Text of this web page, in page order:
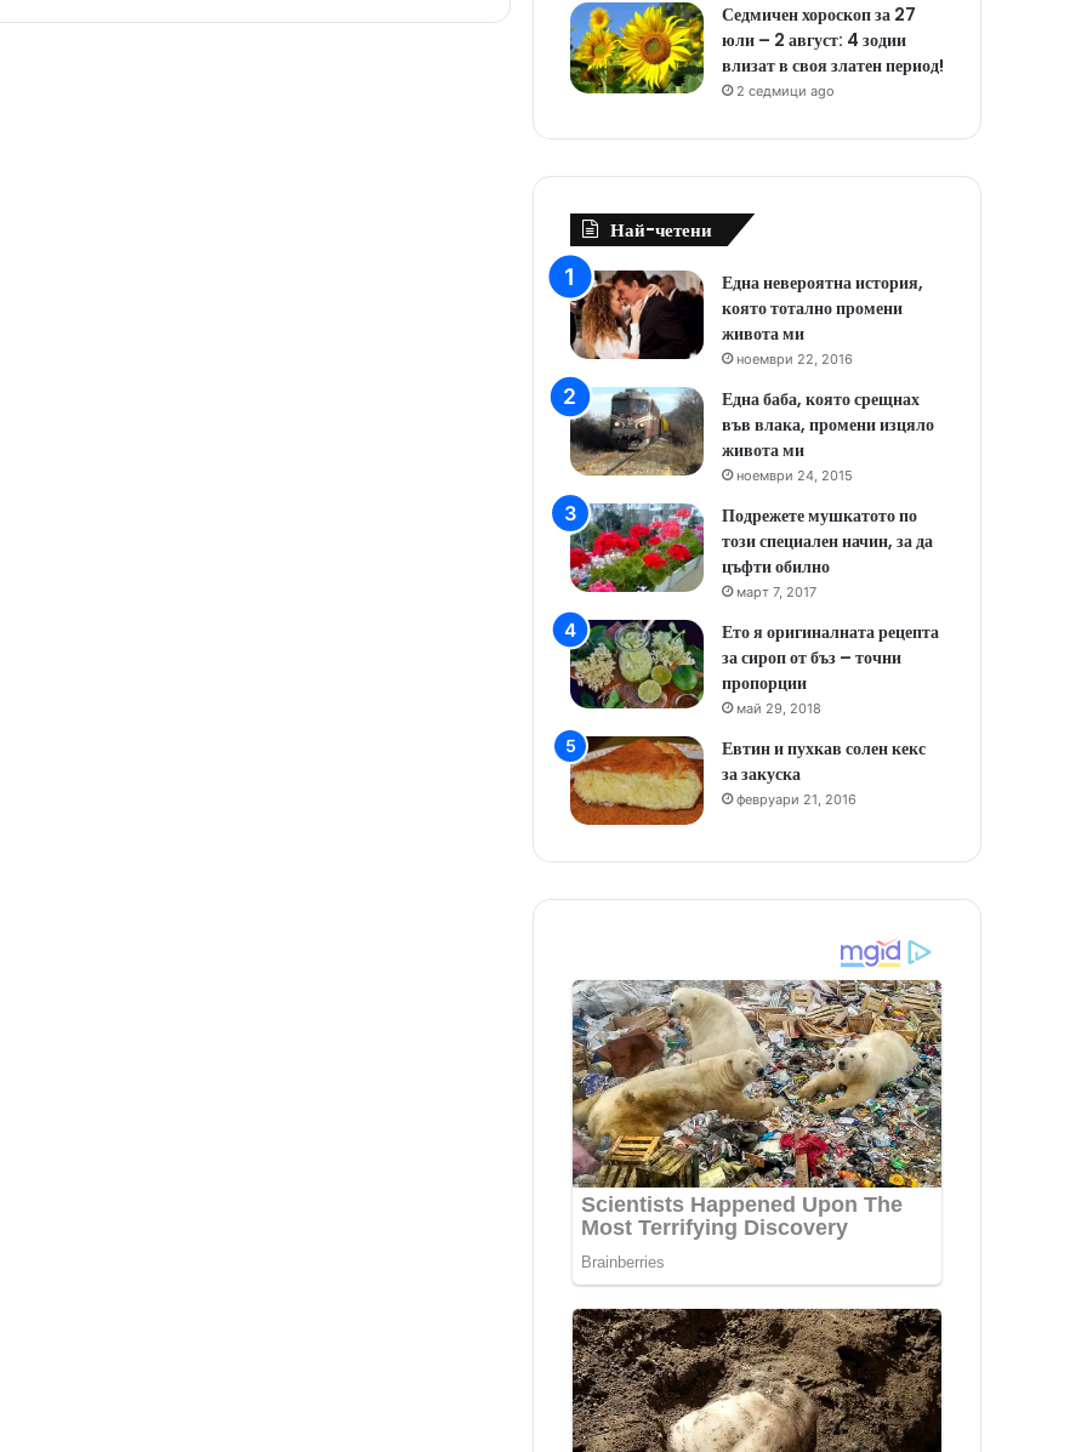
Седмичен хороскоп за 27
юли – 2 август: 4 зодии
влизат в своя златен период!
2 седмици ago
Най-четени
Една невероятна история,
която тотално промени
живота ми
ноември 22, 2016
Една баба, която срещнах
във влака, промени изцяло
живота ми
ноември 24, 2015
Подрежете мушкатото по
този специален начин, за да
цъфти обилно
март 7, 2017
Ето я оригиналната рецепта
за сироп от бъз – точни
пропорции
май 29, 2018
Евтин и пухкав солен кекс
за закуска
февруари 21, 2016